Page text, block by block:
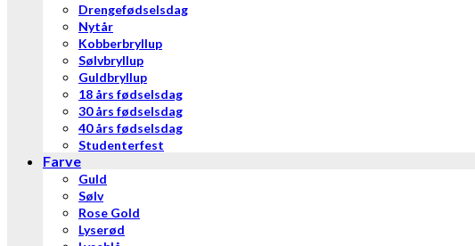
Drengefødselsdag
Nytår
Kobberbryllup
Sølvbryllup
Guldbryllup
18 års fødselsdag
30 års fødselsdag
40 års fødselsdag
Studenterfest
Farve
Guld
Sølv
Rose Gold
Lyserød